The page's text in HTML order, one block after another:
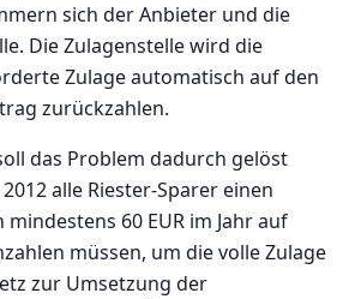
sich der Anbieter und die
Die Zulagenstelle wird die
Zulage automatisch auf den
zurückzahlen.
das Problem dadurch gelöst
alle Riester-Sparer einen
60 EUR im Jahr auf
müssen, um die volle Zulage
zur Umsetzung der